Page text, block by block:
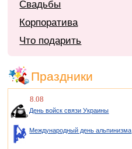
Свадьбы
Корпоратива
Что подарить
Праздники
8.08
День войск связи Украины
Международный день альпинизма